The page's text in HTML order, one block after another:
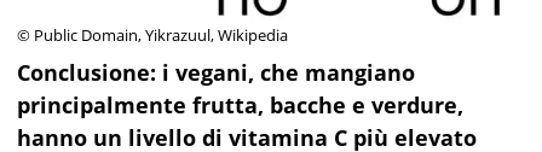
© Public Domain, Yikrazuul, Wikipedia
Conclusione: i vegani, che mangiano
principalmente frutta, bacche e verdure,
hanno un livello di vitamina C più elevato